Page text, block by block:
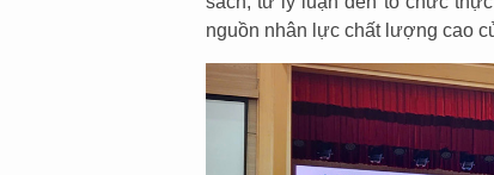
nguồn nhân lực chất lượng cao